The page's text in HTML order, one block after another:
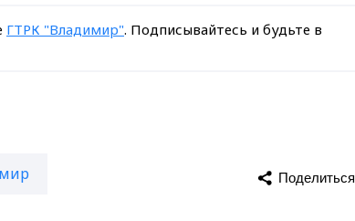
ГТРК "Владимир". Подписывайтесь и будьте в
Поделиться